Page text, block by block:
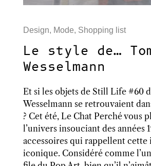
Design, Mode, Shopping list
Le style de…
Wesselmann
Et si les objets de Still Life #60
Wesselmann se retrouvaient
? Cet été, Le Chat Perché vous
l’univers insouciant des années
accessoires qui rappellent cette
iconique. Considéré comme